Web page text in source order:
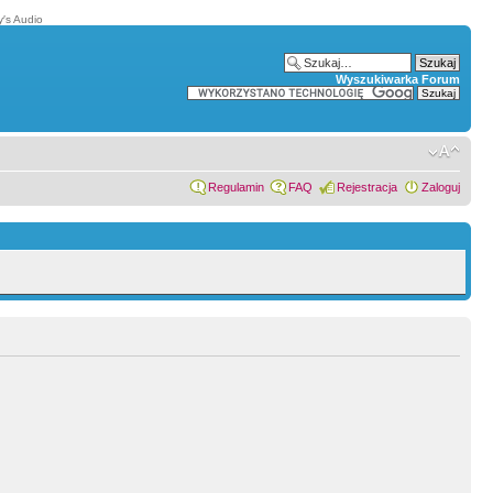
Audio
Wyszukiwarka Forum
Regulamin FAQ Rejestracja Zaloguj